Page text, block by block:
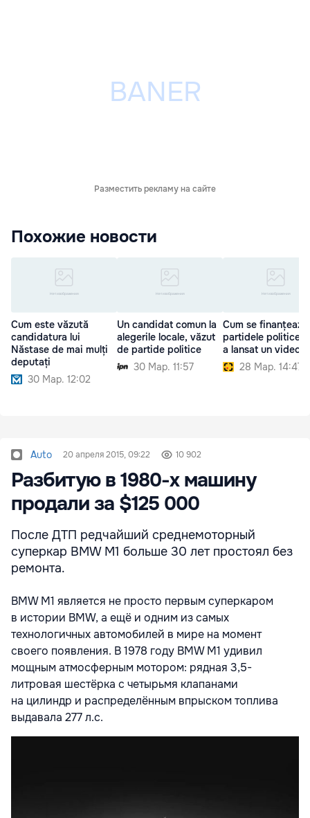
Разместить рекламу на сайте
Похожие новости
Cum este văzută
candidatura lui
Năstase de mai mulți
deputați
30 Мар. 12:02
Un candidat comun la
alegerile locale, văzut
de partide politice
30 Мар. 11:57
Cum se finanțează
partidele politice?
a lansat un
28 Мар. 14:47
Auto 20 апреля 2015, 09:22 10 902
Разбитую в 1980-х машину
продали за $125 000
После ДТП редчайший среднемоторный
суперкар BMW M1 больше 30 лет простоял без
ремонта.
BMW M1 является не просто первым суперкаром
в истории BMW, а ещё и одним из самых
технологичных автомобилей в мире на момент
своего появления. В 1978 году BMW M1 удивил
мощным атмосферным мотором: рядная 3,5-
литровая шестёрка с четырьмя клапанами
на цилиндр и распределённым впрыском топлива
выдавала 277 л.с.